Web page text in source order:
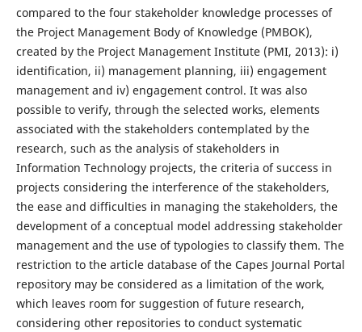
compared to the four stakeholder knowledge processes of
the Project Management Body of Knowledge (PMBOK),
created by the Project Management Institute (PMI, 2013): i)
identification, ii) management planning, iii) engagement
management and iv) engagement control. It was also
possible to verify, through the selected works, elements
associated with the stakeholders contemplated by the
research, such as the analysis of stakeholders in
Information Technology projects, the criteria of success in
projects considering the interference of the stakeholders,
the ease and difficulties in managing the stakeholders, the
development of a conceptual model addressing stakeholder
management and the use of typologies to classify them. The
restriction to the article database of the Capes Journal Portal
repository may be considered as a limitation of the work,
which leaves room for suggestion of future research,
considering other repositories to conduct systematic